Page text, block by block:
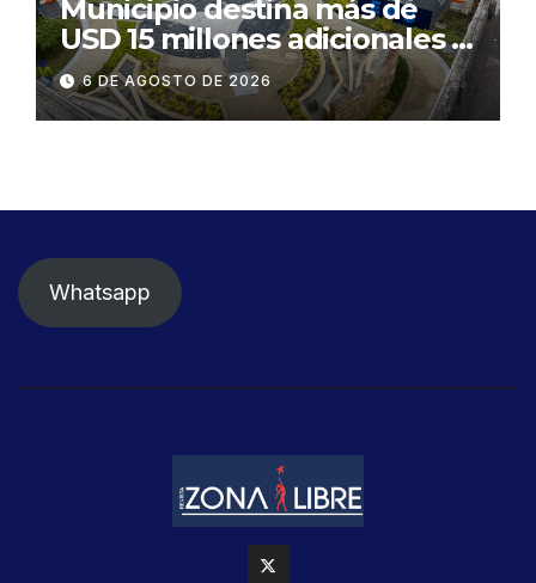
Municipio destina más de
USD 15 millones adicionales a
SEGURA EP para fortalecer la
seguridad ciudadana
6 DE AGOSTO DE 2026
Whatsapp